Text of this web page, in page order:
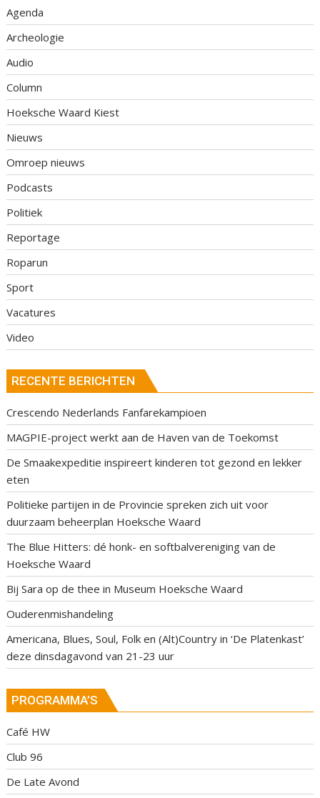
Agenda
Archeologie
Audio
Column
Hoeksche Waard Kiest
Nieuws
Omroep nieuws
Podcasts
Politiek
Reportage
Roparun
Sport
Vacatures
Video
RECENTE BERICHTEN
Crescendo Nederlands Fanfarekampioen
MAGPIE-project werkt aan de Haven van de Toekomst
De Smaakexpeditie inspireert kinderen tot gezond en lekker
eten
Politieke partijen in de Provincie spreken zich uit voor
duurzaam beheerplan Hoeksche Waard
The Blue Hitters: dé honk- en softbalvereniging van de
Hoeksche Waard
Bij Sara op de thee in Museum Hoeksche Waard
Ouderenmishandeling
Americana, Blues, Soul, Folk en (Alt)Country in ‘De Platenkast’
deze dinsdagavond van 21-23 uur
PROGRAMMA’S
Café HW
Club 96
De Late Avond